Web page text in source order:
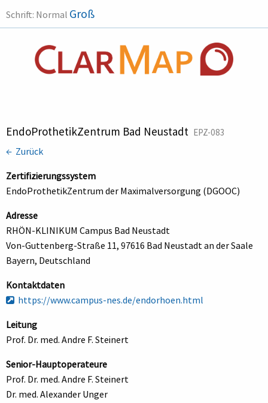
Schrift: Normal Groß
EndoProthetikZentrum Bad Neustadt EPZ-083
← Zurück
Zertifizierungssystem
EndoProthetikZentrum der Maximalversorgung (DGOOC)
Adresse
RHÖN-KLINIKUM Campus Bad Neustadt
Von-Guttenberg-Straße 11, 97616 Bad Neustadt an der Saale
Bayern, Deutschland
Kontaktdaten
https://www.campus-nes.de/endorhoen.html
Leitung
Prof. Dr. med. Andre F. Steinert
Senior-Hauptoperateure
Prof. Dr. med. Andre F. Steinert
Dr. med. Alexander Unger